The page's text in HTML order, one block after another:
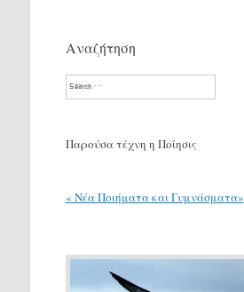
Αναζήτηση
Search
Παρούσα τέχνη η Ποίησις
« Νέα Ποιήματα και Γυμνάσματα»